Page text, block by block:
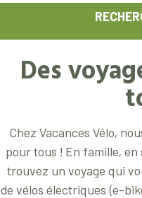
Des
Chez Vacances Vélo,
pour tous ! En famille, en
trouvez un voyage qui
de vélos électriques (e-